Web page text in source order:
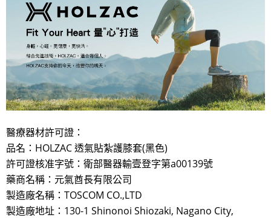
醫療器材許可證：
品名：HOLZAC 透氣貼紮護膝套(黑色)
許可證核准字號：衛部醫器輸壹登字第a00139號
藥商名稱：元氣酋長有限公司
製造廠名稱：TOSCOM CO.,LTD
製造廠地址：130-1 Shinonoi Shiozaki, Nagano City,